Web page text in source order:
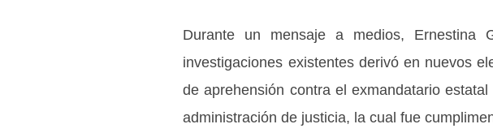
Durante un mensaje a medios,
investigaciones existentes derivó en nuevos
de aprehensión contra el exmandatario
administración de justicia, la cual fue